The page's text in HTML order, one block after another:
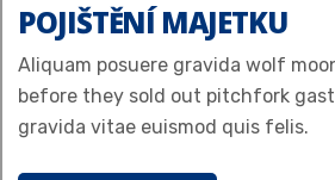
POJIŠTĚNÍ MAJETKU
Aliquam posuere gravida wolf
before they sold out pitchfork
gravida vitae euismod quis felis.